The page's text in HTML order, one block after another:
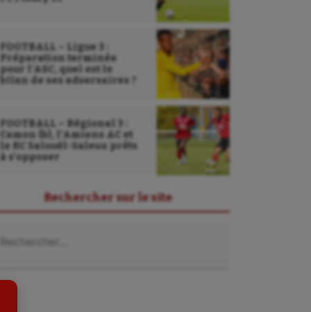
Sauvetage sportif
FOOTBALL – Ligue 3 :
Préparation terminée
pour l’ASC, quel est le
bilan de ses adversaires ?
FOOTBALL – Régional 3 :
Camon (b), l’Amiens AC et
le RC Salouël-Saleux prêts
à s’opposer
Rechercher sur le site